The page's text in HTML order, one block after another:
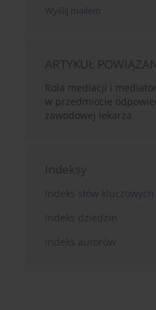
Wyślij mailem
ARTYKUŁ
Rola mediacji i
w przedmiocie
zawodowej lekarza
Indeksy
Indeks słów kluczowych
Indeks dziedzin
Indeks autorów